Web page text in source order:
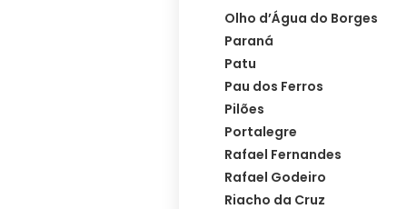
Olho d’Água do Borges
Paraná
Patu
Pau dos Ferros
Pilões
Portalegre
Rafael Fernandes
Rafael Godeiro
Riacho da Cruz